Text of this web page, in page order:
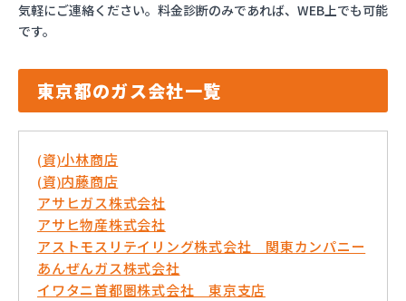
気軽にご連絡ください。料金診断のみであれば、WEB上でも可能
です。
東京都のガス会社一覧
(資)小林商店
(資)内藤商店
アサヒガス株式会社
アサヒ物産株式会社
アストモスリテイリング株式会社 関東カンパニー
あんぜんガス株式会社
イワタニ首都圏株式会社 東京支店